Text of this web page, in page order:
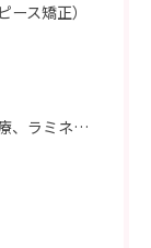
ス矯正）
クトボンディング）